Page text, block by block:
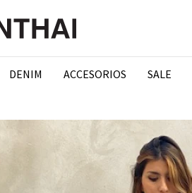
DENIM ACCESORIOS SALE